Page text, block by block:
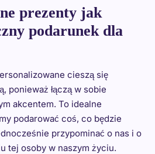
prezenty jak
podarunek dla
cieszą się
ponieważ łączą w sobie
akcentem. To idealne
podarować coś, co będzie
przypominać o nas i o
tej osoby w naszym życiu.